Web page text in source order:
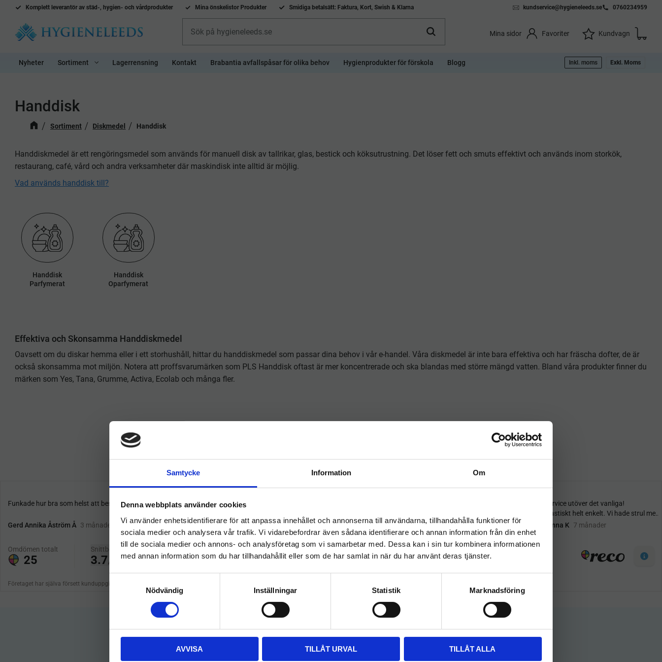
Samtycke Information Om
Denna webbplats använder cookies
Vi använder enhetsidentifierare för att anpassa innehållet och annonserna till användarna, tillhandahålla funktioner för
sociala medier och analysera vår trafik. Vi vidarebefordrar även sådana identifierare och annan information från din enhet
till de sociala medier och annons- och analysföretag som vi samarbetar med. Dessa kan i sin tur kombinera informationen
med annan information som du har tillhandahållit eller som de har samlat in när du har använt deras tjänster.
Nödvändig Inställningar Statistik Marknadsföring
AVVISA TILLÅT URVAL TILLÅT ALLA
Komplett leverantör av städ-, hygien- och vårdprodukter Mina önskelistor Produkter Smidiga betalsätt: Faktura, Kort, Swish & Klarna kundservice@hygieneleeds.se 0760234959
Mina sidor Favoriter Kundvagn
Önskelista
Nyheter Sortiment Lagerrensning Kontakt Brabantia avfallspåsar för olika behov Hygienprodukter för förskola Blogg Inkl. moms Exkl. Moms
Handdisk
Sortiment Diskmedel Handdisk
Handdiskmedel är ett rengöringsmedel som används för manuell disk av tallrikar, glas, bestick och köksutrustning. Det löser fett och smuts effektivt och används inom storkök,
restaurang, café, vård och andra verksamheter där maskindisk inte alltid är möjlig.
Vad används handdisk till?
Handdisk
Parfymerat
Handdisk
Oparfymerat
Effektiva och Skonsamma Handdiskmedel
Oavsett om du diskar hemma eller i ett storhushåll, hittar du handdiskmedel som passar dina behov i vår e-handel. Våra diskmedel är inte bara effektiva och har fräscha dofter, de är
också skonsamma mot miljön. Notera att proffsvarumärken som PLS Handdisk oftast är mer koncentrerade och ska blandas med större mängd vatten. Bland våra produkter finner du
märken som Yes, Tana, Grumme, Activa, Ecolab och många fler.
Så här tycker våra kunder
hygieneleeds.se
Vill du handla som företag eller privatperson?
FÖRETAG
Priser visas exkl. moms
PRIVAT
Priser visas inkl. moms